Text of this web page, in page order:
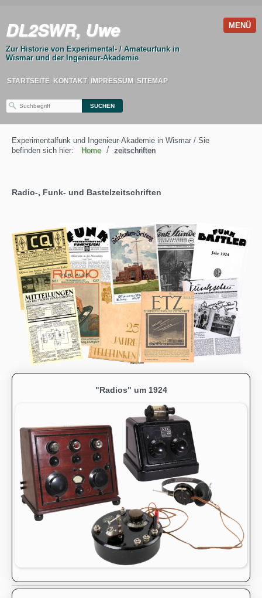
MENÜ
DL2SWR, Uwe
Zur Historie von Experimental- / Amateurfunk in
Wismar und der Ingenieur-Akademie
STARTSEITE KONTAKT IMPRESSUM SITEMAP
Experimentalfunk und Ingenieur-Akademie in Wismar / Sie
befinden sich hier:
Home / zeitschriften
Radio-, Funk- und Bastelzeitschriften
"Radios" um 1924